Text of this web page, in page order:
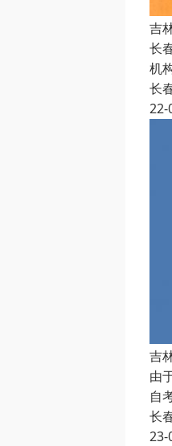
吉
长
机
长
22-
吉
由
自
长
23-